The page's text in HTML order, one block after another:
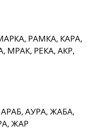
РАМКА, КАРА,
МРАК, РЕКА, АКР,
АУРА, ЖАБА,
ЖАР